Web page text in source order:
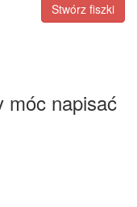
Stwórz fiszki
móc napisać